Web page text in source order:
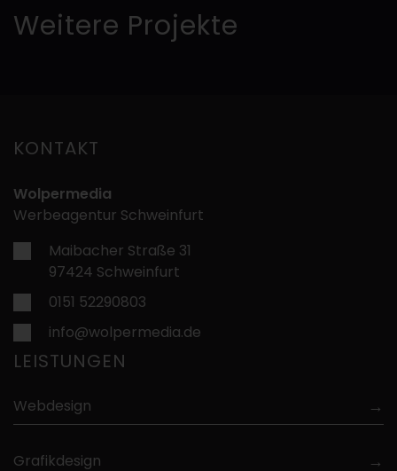
Weitere Projekte
KONTAKT
Wolpermedia
Werbeagentur Schweinfurt
Maibacher Straße 31
97424 Schweinfurt
0151 52290803
info@wolpermedia.de
LEISTUNGEN
Webdesign
Grafikdesign